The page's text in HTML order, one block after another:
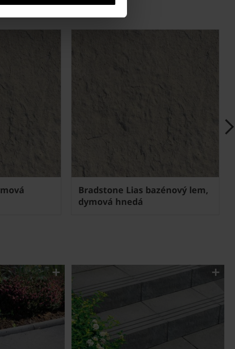
Bradstone Lias bazénový lem,
dymová hnedá
Kontakty